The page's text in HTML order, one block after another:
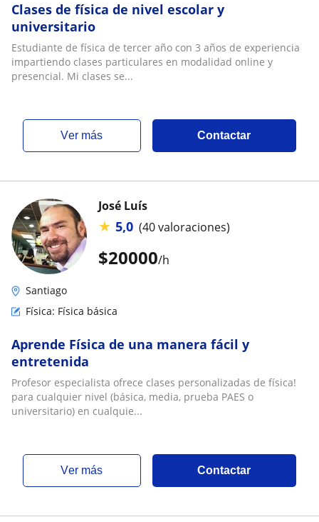
Clases de física de nivel escolar y
universitario
Estudiante de física de tercer año con 3 años de experiencia
impartiendo clases particulares en modalidad online y
presencial. Mi clases se...
ver más Contactar
$20000/h
José Luís
★ 5,0 (40 valoraciones)
Santiago
Física: Física básica
Aprende Física de una manera fácil y
entretenida
Profesor especialista ofrece clases personalizadas de física!
para cualquier nivel (básica, media, prueba PAES o
universitario) en cualquie...
ver más Contactar